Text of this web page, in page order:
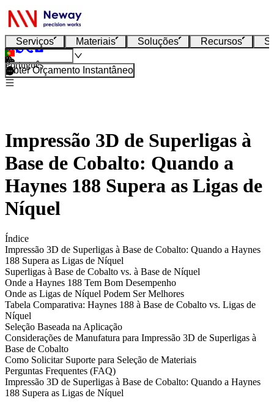
Serviços Materiais Soluções Recursos
Português
Obter Orçamento Instantâneo
Impressão 3D de Superligas à
Base de Cobalto: Quando a
Haynes 188 Supera as Ligas de
Níquel
Índice
Impressão 3D de Superligas à Base de Cobalto: Quando a Haynes
188 Supera as Ligas de Níquel
Superligas à Base de Cobalto vs. à Base de Níquel
Onde a Haynes 188 Tem Bom Desempenho
Onde as Ligas de Níquel Podem Ser Melhores
Tabela Comparativa: Haynes 188 à Base de Cobalto vs. Ligas de
Níquel
Seleção Baseada na Aplicação
Considerações de Manufatura para Impressão 3D de Superligas à
Base de Cobalto
Como Solicitar Suporte para Seleção de Materiais
Perguntas Frequentes (FAQ)
Impressão 3D de Superligas à Base de Cobalto: Quando a Haynes
188 Supera as Ligas de Níquel